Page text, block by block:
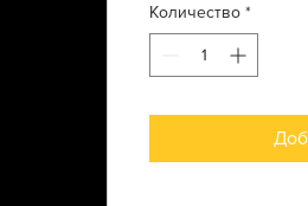
Количество *